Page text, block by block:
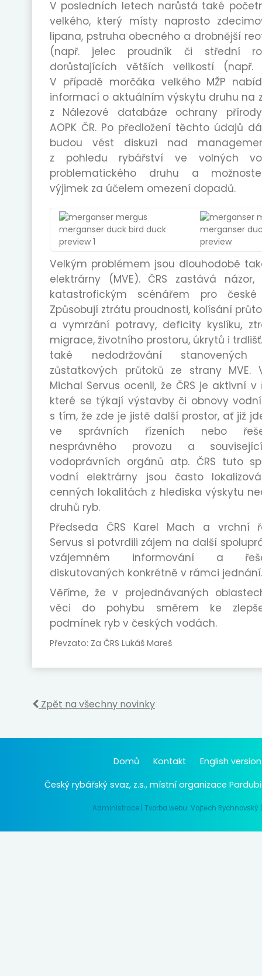
V posledních letech narůstá také
velkého, který místy naprosto
lipana, pstruha obecného a drobnější
(např. jelec proudník či střední
dorůstajících větších velikostí (např.
V případě morčáka velkého MŽP
informací o aktuálním výskytu druhu na
z Nálezové databáze ochrany
AOPK ČR. Po předložení těchto údajů
budou vést diskuzi nad
z pohledu rybářství ve volných
problematického druhu a
výjimek za účelem omezení dopadů.
Velkým problémem jsou dlouhodobě
elektrárny (MVE). ČRS zastává
katastrofickým scénářem pro
Způsobují ztrátu proudnosti, kolísání
a vymrzání potravy, deficity kyslíku,
migrace, životního prostoru, úkrytů i
také nedodržování stanovených
zůstatkových průtoků ze strany MVE.
Michal Servus ocenil, že ČRS je aktivní
které se týkají výstavby či obnovy
s tím, že zde je jistě další prostor, ať již
ve správních řízeních nebo
nesprávného provozu a
vodoprávních orgánů atp. ČRS tuto
vodní elektrárny jsou často
cenných lokalitách z hlediska výskytu
druhů ryb.
Předseda ČRS Karel Mach a vrchní
Servus si potvrdili zájem na další
vzájemném informování a
diskutovaných konkrétně v rámci jednání.
Věříme, že v projednávaných
věci do pohybu směrem ke
podmínek ryb v českých vodách.
Převzato: Za ČRS Lukáš Mareš
Zpět na všechny novinky
Domů Kontakt
English version
Český rybářský svaz, z.s., místní organizace
Administrace Tvorba webu: Vojtěch